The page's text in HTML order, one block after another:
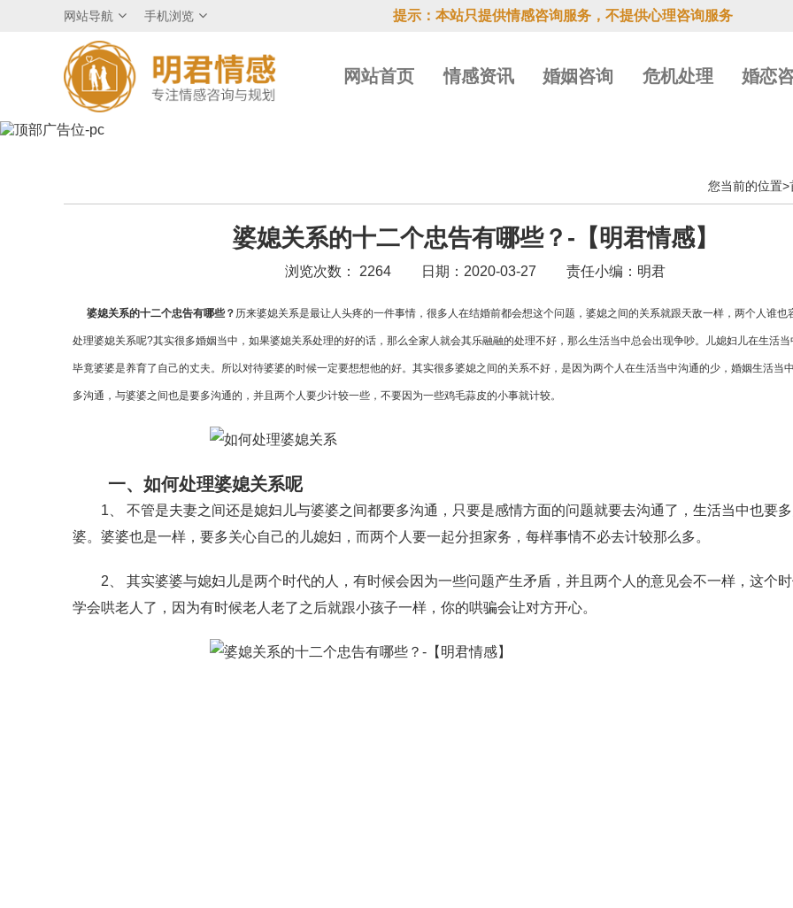
提示：本站只提供情感咨询服务，不提供心理咨询服务
网站导航 手机浏览
网站首页 情感资讯 婚姻咨询 危机处理 婚恋
您当前的位置>
婆媳关系的十二个忠告有哪些？-【明君情感】
浏览次数： 2264 日期：2020-03-27 责任小编：明君
婆媳关系的十二个忠告有哪些？ 历来婆媳关系是最让人头疼的一件事情，很多人在结婚前都会想这个问题，婆媳之间的关系就跟天敌一样，两个人谁也
处理婆媳关系呢?其实很多婚姻当中，如果婆媳关系处理的好的话，那么全家人就会其乐融融的处理不好，那么生活当中总会出现争吵。儿媳妇儿在生活当
毕竟婆婆是养育了自己的丈夫。所以对待婆婆的时候一定要想想他的好。其实很多婆媳之间的关系不好，是因为两个人在生活当中沟通的少，婚姻生活当
多沟通，与婆婆之间也是要多沟通的，并且两个人要少计较一些，不要因为一些鸡毛蒜皮的小事就计较。
一、如何处理婆媳关系呢
1、 不管是夫妻之间还是媳妇儿与婆婆之间都要多沟通，只要是感情方面的问题就要去沟通了，生活当中也要
婆。婆婆也是一样，要多关心自己的儿媳妇，而两个人要一起分担家务，每样事情不必去计较那么多。
2、 其实婆婆与媳妇儿是两个时代的人，有时候会因为一些问题产生矛盾，并且两个人的意见会不一样，这个
学会哄老人了，因为有时候老人老了之后就跟小孩子一样，你的哄骗会让对方开心。